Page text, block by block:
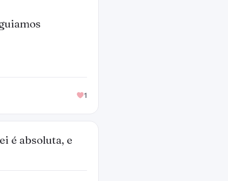
1
é absoluta, e